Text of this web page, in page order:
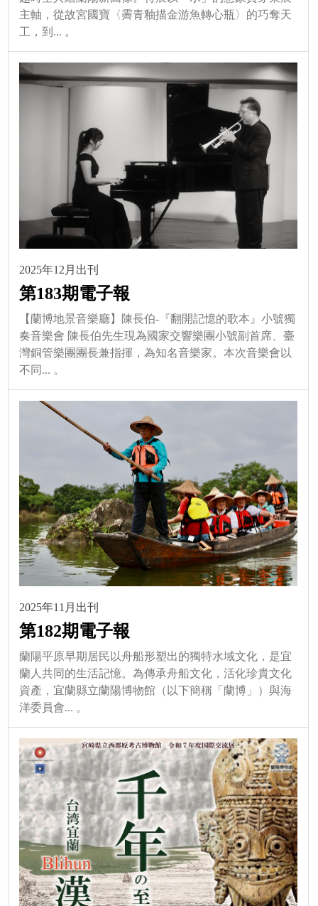
主軸，從故宮國寶〈霽青釉描金游魚轉心瓶〉的巧奪天
工，到... 。
2025年12月出刊
第183期電子報
【蘭博地景音樂廳】陳長伯-『翻開記憶的歌本』小號獨
奏音樂會 陳長伯先生現為國家交響樂團小號副首席、臺
灣銅管樂團團長兼指揮，為知名音樂家。本次音樂會以
不同... 。
2025年11月出刊
第182期電子報
蘭陽平原早期居民以舟船形塑出的獨特水域文化，是宜
蘭人共同的生活記憶。為傳承舟船文化，活化珍貴文化
資產，宜蘭縣立蘭陽博物館（以下簡稱「蘭博」）與海
洋委員會... 。